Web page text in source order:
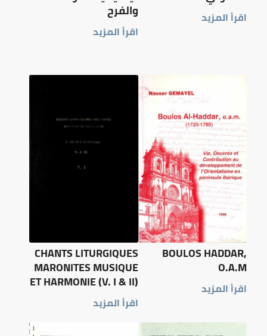
اقرأ المزيد والفرح
اقرأ المزيد
BOULOS HADDAR,
O.A.M
اقرأ المزيد
CHANTS LITURGIQUES
MARONITES MUSIQUE
ET HARMONIE (V. I & II)
اقرأ المزيد